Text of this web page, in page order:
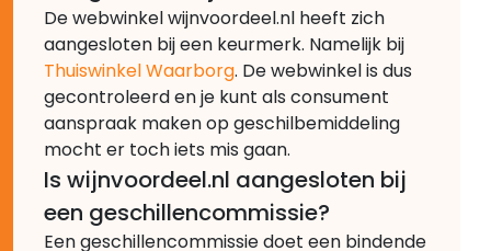
De webwinkel wijnvoordeel.nl heeft zich
aangesloten bij een keurmerk. Namelijk bij
Thuiswinkel Waarborg. De webwinkel is dus
gecontroleerd en je kunt als consument
aanspraak maken op geschilbemiddeling
mocht er toch iets mis gaan.
Is wijnvoordeel.nl aangesloten bij
een geschillencommissie?
Een geschillencommissie doet een bindende